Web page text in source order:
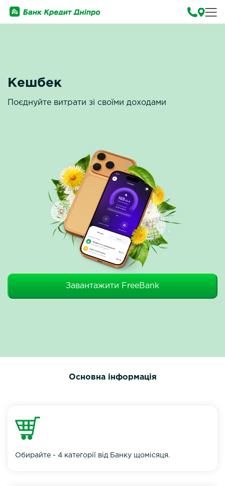
Кешбек
Поєднуйте витрати зі своїми доходами
Завантажити FreeBank
Основна інформація
Обирайте - 4 категорії від Банку щомісяця.